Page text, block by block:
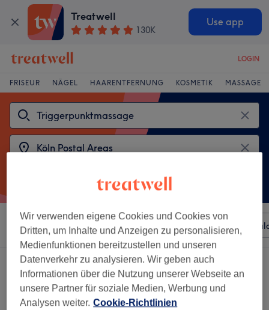
Treatwell
130K
Use app
LOGIN
FRISEUR NÄGEL HAARENTFERNUNG KOSMETIK MASSAGE
Sortieren nach Beliebiger Preis Besonderheiten
2 Salons die anbieten:triggerpunktmassage in Köln Postal Areas
Wir verwenden eigene Cookies und Cookies von
Dritten, um Inhalte und Anzeigen zu personalisieren,
Medienfunktionen bereitzustellen und unseren
Datenverkehr zu analysieren. Wir geben auch
Informationen über die Nutzung unserer Webseite an
unsere Partner für soziale Medien, Werbung und
Analysen weiter. Cookie-Richtlinien